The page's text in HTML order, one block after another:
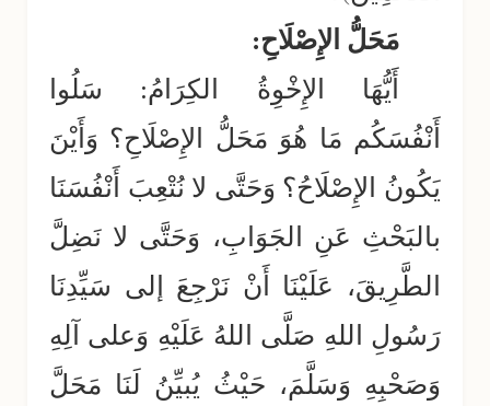
مَحَلُّ الإِصْلَاحِ:
أَيُّهَا الإِخْوِةُ الكِرَامُ: سَلُوا
أَنْفُسَكُم مَا هُوَ مَحَلُّ الإِصْلَاحِ؟ وَأَيْنَ
يَكُونُ الإِصْلَاحُ؟ وَحَتَّى لا نُتْعِبَ أَنْفُسَنَا
بالبَحْثِ عَنِ الجَوَابِ، وَحَتَّى لا نَضِلَّ
الطَّرِيقَ، عَلَيْنَا أَنْ نَرْجِعَ إلى سَيِّدِنَا
رَسُولِ اللهِ صَلَّى اللهُ عَلَيْهِ وَعلى آلِهِ
وَصَحْبِهِ وَسَلَّمَ، حَيْثُ يُبيِّنُ لَنَا مَحَلَّ